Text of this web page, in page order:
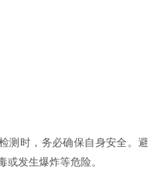
时，务必确保自身安全。避
或发生爆炸等危险。